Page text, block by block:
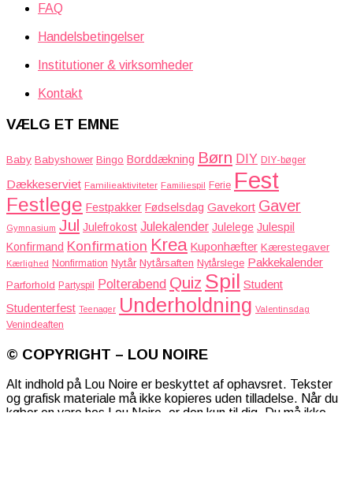
FAQ
Handelsbetingelser
Institutioner & virksomheder
Kontakt
VÆLG ET EMNE
Baby Babyshower Bingo Borddækning Børn DIY DIY-bøger
Dækkeserviet Familieaktiviteter Familiespil Ferie Fest
Festlege Festpakker Fødselsdag Gavekort Gaver
Gymnasium Jul Julefrokost Julekalender Julelege Julespil
Konfirmand Konfirmation Krea Kuponhæfter Kærestegaver
Kærlighed Nonfirmation Nytår Nytårsaften Nytårslege Pakkekalender
Parforhold Partyspil Polterabend Quiz Spil Student
Studenterfest Teenager Underholdning Valentinsdag
Venindeaften
© COPYRIGHT – LOU NOIRE
Alt indhold på Lou Noire er beskyttet af ophavsret. Tekster
og grafisk materiale må ikke kopieres uden tilladelse. Når du
køber en vare hos Lou Noire, er den kun til dig. Du må ikke